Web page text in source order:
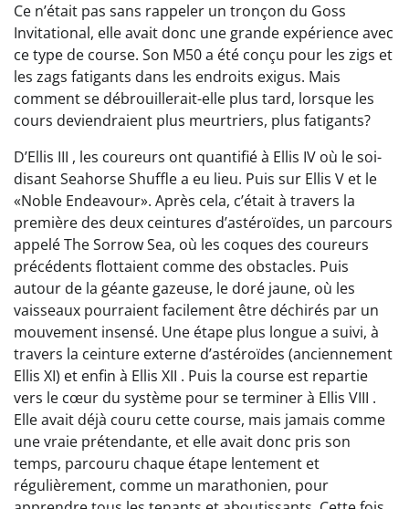
Ce n’était pas sans rappeler un tronçon du Goss
Invitational, elle avait donc une grande expérience avec
ce type de course. Son M50 a été conçu pour les zigs et
les zags fatigants dans les endroits exigus. Mais
comment se débrouillerait-elle plus tard, lorsque les
cours deviendraient plus meurtriers, plus fatigants?
D’Ellis III , les coureurs ont quantifié à Ellis IV où le soi-
disant Seahorse Shuffle a eu lieu. Puis sur Ellis V et le
«Noble Endeavour». Après cela, c’était à travers la
première des deux ceintures d’astéroïdes, un parcours
appelé The Sorrow Sea, où les coques des coureurs
précédents flottaient comme des obstacles. Puis
autour de la géante gazeuse, le doré jaune, où les
vaisseaux pourraient facilement être déchirés par un
mouvement insensé. Une étape plus longue a suivi, à
travers la ceinture externe d’astéroïdes (anciennement
Ellis XI) et enfin à Ellis XII . Puis la course est repartie
vers le cœur du système pour se terminer à Ellis VIII .
Elle avait déjà couru cette course, mais jamais comme
une vraie prétendante, et elle avait donc pris son
temps, parcouru chaque étape lentement et
régulièrement, comme un marathonien, pour